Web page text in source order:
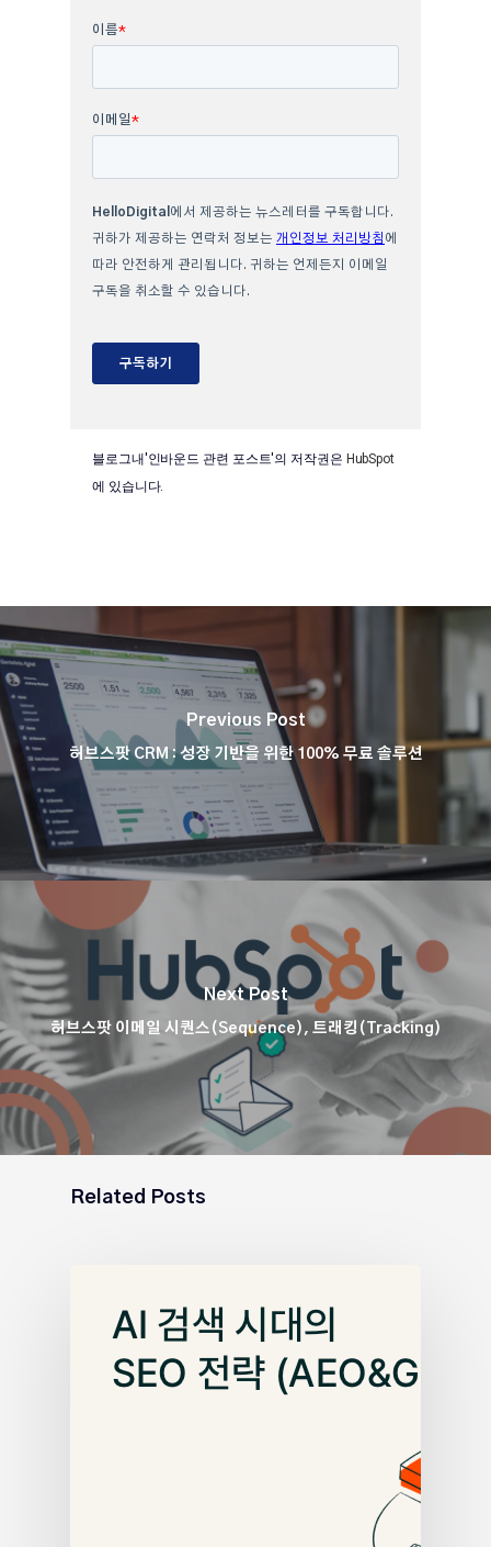
블로그내'인바운드 관련 포스트'의 저작권은 HubSpot
에 있습니다.
Previous Post
허브스팟 CRM : 성장 기반을 위한 100% 무료 솔루션
Next Post
허브스팟 이메일 시퀀스(Sequence), 트래킹(Tracking)
Related Posts